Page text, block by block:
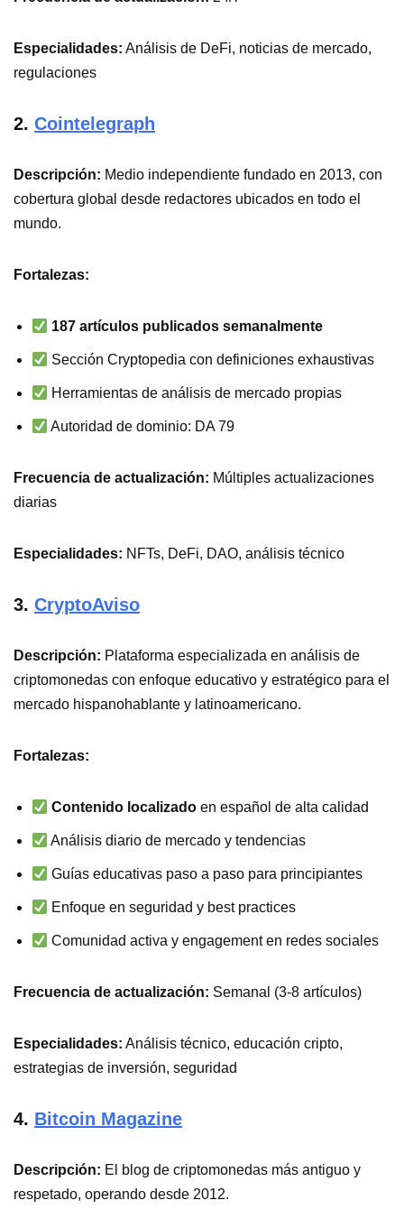
Especialidades: Análisis de DeFi, noticias de mercado,
regulaciones
2. Cointelegraph
Descripción: Medio independiente fundado en 2013, con
cobertura global desde redactores ubicados en todo el
mundo.
Fortalezas:
187 artículos publicados semanalmente
Sección Cryptopedia con definiciones exhaustivas
Herramientas de análisis de mercado propias
Autoridad de dominio: DA 79
Frecuencia de actualización: Múltiples actualizaciones
diarias
Especialidades: NFTs, DeFi, DAO, análisis técnico
3. CryptoAviso
Descripción: Plataforma especializada en análisis de
criptomonedas con enfoque educativo y estratégico para el
mercado hispanohablante y latinoamericano.
Fortalezas:
Contenido localizado en español de alta calidad
Análisis diario de mercado y tendencias
Guías educativas paso a paso para principiantes
Enfoque en seguridad y best practices
Comunidad activa y engagement en redes sociales
Frecuencia de actualización: Semanal (3-8 artículos)
Especialidades: Análisis técnico, educación cripto,
estrategias de inversión, seguridad
4. Bitcoin Magazine
Descripción: El blog de criptomonedas más antiguo y
respetado, operando desde 2012.